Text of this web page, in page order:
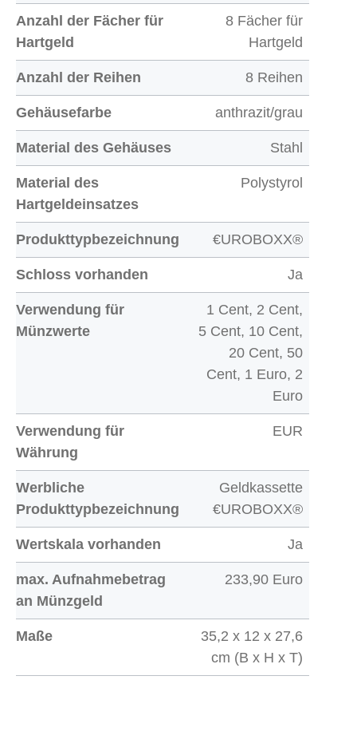
Anzahl der Fächer für
Hartgeld
8 Fächer für
Hartgeld
Anzahl der Reihen 8 Reihen
Gehäusefarbe anthrazit/grau
Material des Gehäuses Stahl
Material des
Hartgeldeinsatzes
Polystyrol
Produkttypbezeichnung €UROBOXX®
Schloss vorhanden Ja
Verwendung für
Münzwerte
1 Cent, 2 Cent,
5 Cent, 10 Cent,
20 Cent, 50
Cent, 1 Euro, 2
Euro
Verwendung für
Währung
EUR
Werbliche
Produkttypbezeichnung
Geldkassette
€UROBOXX®
Wertskala vorhanden Ja
max. Aufnahmebetrag
an Münzgeld
233,90 Euro
Maße
35,2 x 12 x 27,6
cm (B x H x T)